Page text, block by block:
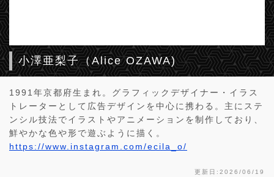
小澤亜梨子（Alice OZAWA)
1991年京都府生まれ。グラフィックデザイナー・イラス
トレーターとして広告デザインを中心に携わる。主にステ
ンシル技法でイラストやアニメーションを制作しており、
鮮やかな色や形で遊ぶように描く。
https://www.instagram.com/ecila_o/
更新日:2026/06/19